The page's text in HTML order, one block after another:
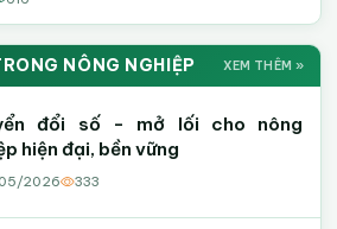
NÔNG NGHIỆP XEM THÊM »
đổi số - mở lối cho nông
hiện đại, bền vững
2026 333